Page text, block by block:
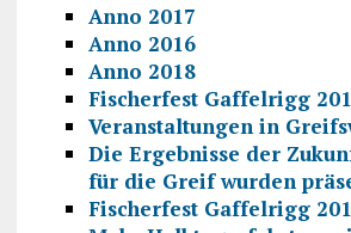
Anno 2017
Anno 2016
Anno 2018
Fischerfest Gaffelrigg
Veranstaltungen in
Die Ergebnisse der
für die Greif wurden
Fischerfest Gaffelrigg